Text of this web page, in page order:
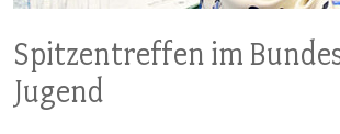
Spitzentreffen im
Jugend